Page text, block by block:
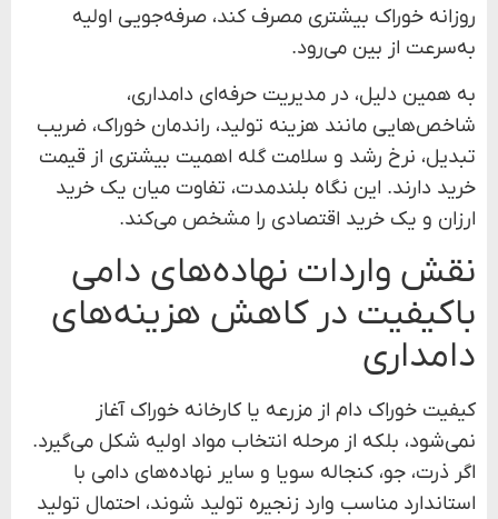
روزانه خوراک بیشتری مصرف کند، صرفه‌جویی اولیه
به‌سرعت از بین می‌رود.
به همین دلیل، در مدیریت حرفه‌ای دامداری،
شاخص‌هایی مانند هزینه تولید، راندمان خوراک، ضریب
تبدیل، نرخ رشد و سلامت گله اهمیت بیشتری از قیمت
خرید دارند. این نگاه بلندمدت، تفاوت میان یک خرید
ارزان و یک خرید اقتصادی را مشخص می‌کند.
نقش واردات نهاده‌های دامی
باکیفیت در کاهش هزینه‌های
دامداری
کیفیت خوراک دام از مزرعه یا کارخانه خوراک آغاز
نمی‌شود، بلکه از مرحله انتخاب مواد اولیه شکل می‌گیرد.
اگر ذرت، جو، کنجاله سویا و سایر نهاده‌های دامی با
استاندارد مناسب وارد زنجیره تولید شوند، احتمال تولید